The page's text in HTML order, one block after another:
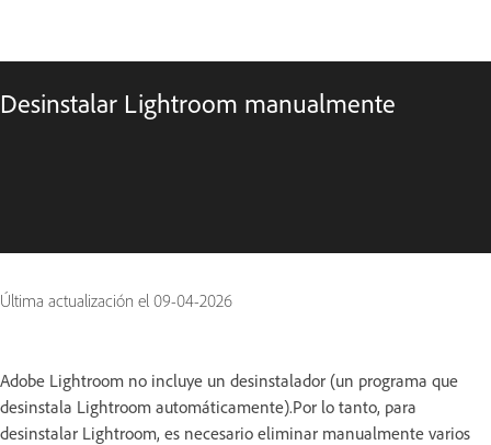
Desinstalar Lightroom manualmente
Última actualización el 09-04-2026
Adobe Lightroom no incluye un desinstalador (un programa que
desinstala Lightroom automáticamente).Por lo tanto, para
desinstalar Lightroom, es necesario eliminar manualmente varios